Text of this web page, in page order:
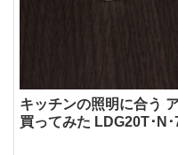
キッチンの照明に合う
買ってみた LDG20T･N